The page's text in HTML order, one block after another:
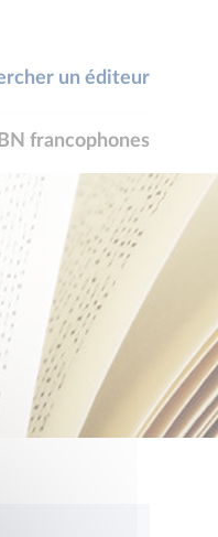
un éditeur
francophones